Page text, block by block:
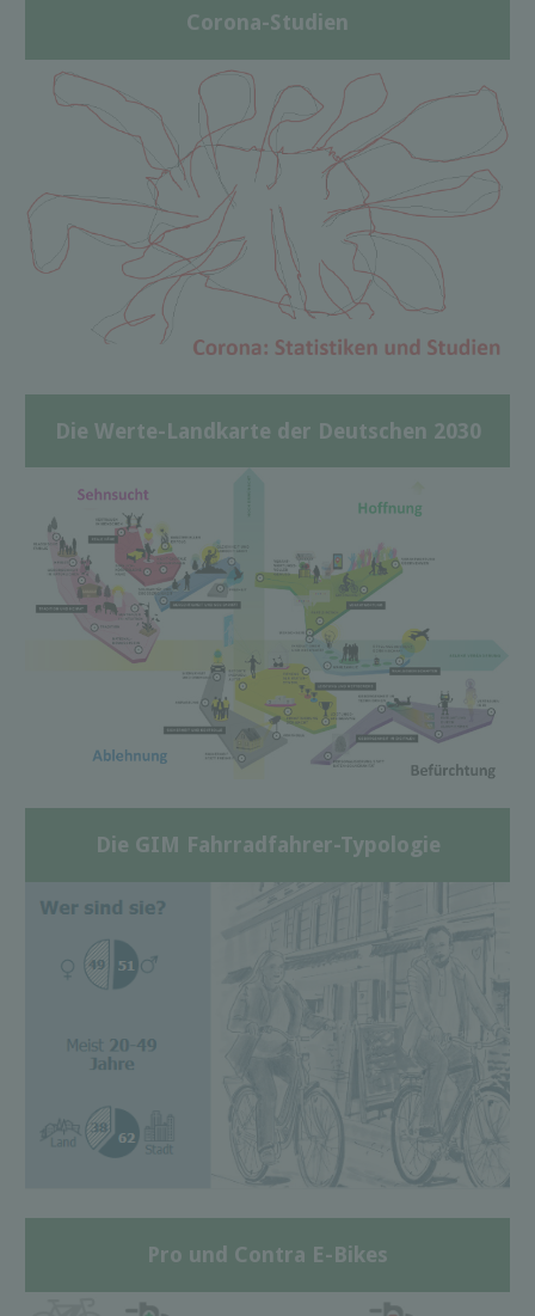
Corona-Studien
Die Werte-Landkarte der Deutschen 2030
Die GIM Fahrradfahrer-Typologie
Pro und Contra E-Bikes